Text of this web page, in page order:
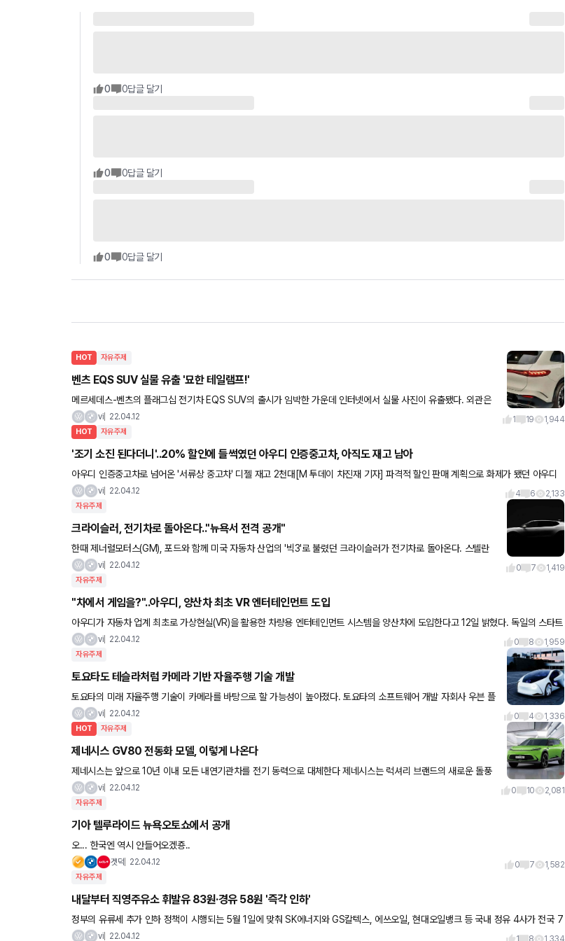
0 0답글 달기
0 0답글 달기
0 0답글 달기
HOT 자유주제
벤츠 EQS SUV 실물 유출 '묘한 테일램프!'
메르세데스-벤츠의 플래그십 전기차 EQS SUV의 출시가 임박한 가운데 인터넷에서 실물 사진이 유출됐다. 외관은
EQ 라인업의 디자인 요소를 고스란히 적용한 모습이다. 곡선형 보디 패널, 주간주행
vi 22.04.12 1 19 1,944
HOT 자유주제
'조기 소진 된다더니'..20% 할인에 들썩였던 아우디 인증중고차, 아직도 재고 남아
아우디 인증중고차로 넘어온 '서류상 중고차' 디젤 재고 2천대[M 투데이 차진재 기자] 파격적 할인 판매 계획으로 화제가 됐던 아우디
의 '무주행 중고차'가 아직 완판되지 못하고 재고 정리 중인 것으
vi 22.04.12 4 6 2,133
자유주제
크라이슬러, 전기차로 돌아온다.."뉴욕서 전격 공개"
한때 제너럴모터스(GM), 포드와 함께 미국 자동차 산업의 '빅3'로 불렸던 크라이슬러가 전기차로 돌아온다. 스텔란
티스 산하 크라이슬러는 오는 15일(현지시간) 개막하는 '2022 뉴욕오토쇼'를
vi 22.04.12 0 7 1,419
자유주제
"차에서 게임을?"..아우디, 양산차 최초 VR 엔터테인먼트 도입
아우디가 자동차 업계 최초로 가상현실(VR)을 활용한 차량용 엔터테인먼트 시스템을 양산차에 도입한다고 12일 밝혔다. 독일의 스타트
업 홀로라이드와 함께 개발된 해당 기술은 게임, 영화, 인터랙티브
vi 22.04.12 0 8 1,959
자유주제
토요타도 테슬라처럼 카메라 기반 자율주행 기술 개발
토요타의 미래 자율주행 기술이 카메라를 바탕으로 할 가능성이 높아졌다. 토요타의 소프트웨어 개발 자회사 우븐 플
래닛(Woven Planet)은 최근 레이더, 라이다 등의 고가 센서 대신 저가의 카메
vi 22.04.12 0 4 1,336
HOT 자유주제
제네시스 GV80 전동화 모델, 이렇게 나온다
제네시스는 앞으로 10년 이내 모든 내연기관차를 전기 동력으로 대체한다 제네시스는 럭셔리 브랜드의 새로운 돌풍
을 예고하는 독보적 전기차 GV60 출시를 신중하게 준비했다. 현대차 산하의 이 브랜드
vi 22.04.12 0 10 2,081
자유주제
기아 텔루라이드 뉴욕오토쇼에서 공개
오... 한국엔 역시 안들어오겠죵..
겟덕 22.04.12 0 7 1,582
자유주제
내달부터 직영주유소 휘발유 83원·경유 58원 '즉각 인하'
정부의 유류세 추가 인하 정책이 시행되는 5월 1일에 맞춰 SK에너지와 GS칼텍스, 에쓰오일, 현대오일뱅크 등 국내 정유 4사가 전국 7
vi 22.04.12 1 8 1,334